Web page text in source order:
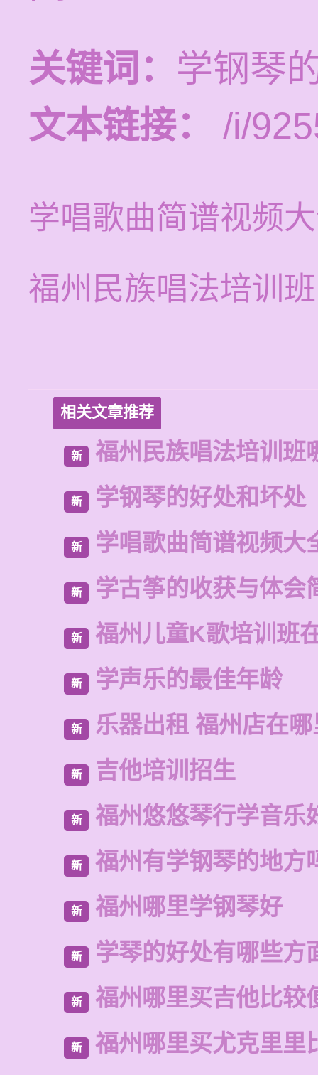
关键词： 学钢琴
文本链接：
/i/
学唱歌曲简谱视频
福州民族唱法培训
相关文章推荐
新 福州民族唱法培训班
新 学钢琴的好处和坏处
新 学唱歌曲简谱视频大
新 学古筝的收获与体会
新 福州儿童K歌培训班
新 学声乐的最佳年龄
新 乐器出租 福州店在
新 吉他培训招生
新 福州悠悠琴行学音乐
新 福州有学钢琴的地方
新 福州哪里学钢琴好
新 学琴的好处有哪些方
新 福州哪里买吉他比较
新 福州哪里买尤克里里